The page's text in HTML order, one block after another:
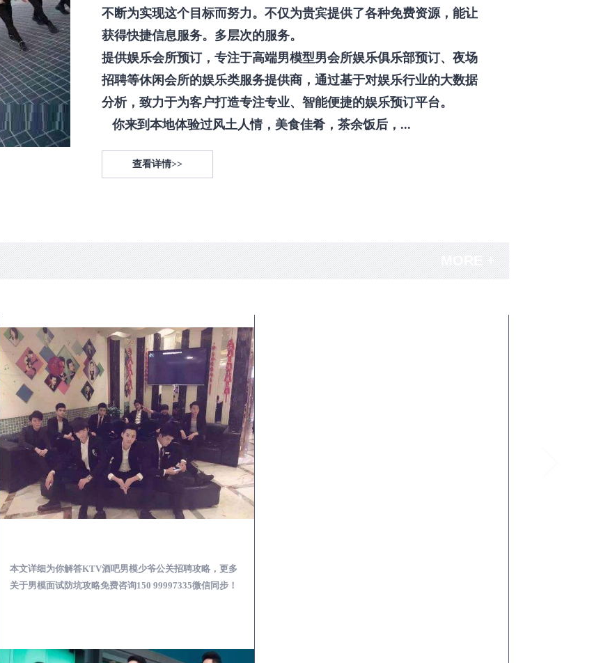
不断为实现这个目标而努力。不仅为贵宾提供了各种免费资源，能让
获得快捷信息服务。多层次的服务。
提供娱乐会所预订，专注于高端男模型男会所娱乐俱乐部预订、夜场
招聘等休闲会所的娱乐类服务提供商，通过基于对娱乐行业的大数据
分析，致力于为客户打造专注专业、智能便捷的娱乐预订平台。
你来到本地体验过风土人情，美食佳肴，茶余饭后，...
查看详情>>
本文详细为你解答KTV酒吧男模少爷公关招聘攻略，更多
关于男模面试防坑攻略免费咨询150 99997335微信同步！